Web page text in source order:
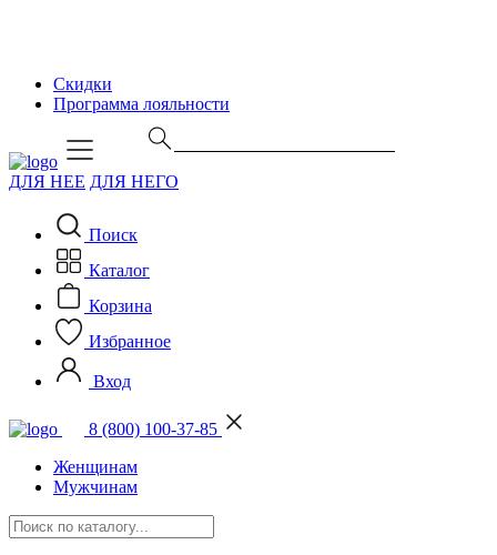
Скидки
Программа лояльности
ДЛЯ НЕЕ ДЛЯ НЕГО
Поиск
Каталог
Корзина
Избранное
Вход
8 (800) 100-37-85
Женщинам
Мужчинам